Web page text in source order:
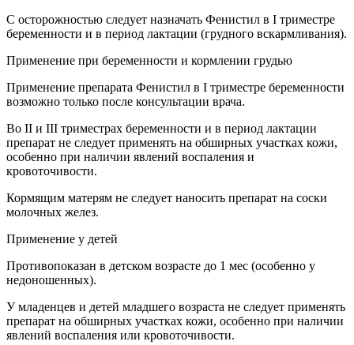
С осторожностью следует назначать Фенистил в I триместре
беременности и в период лактации (грудного вскармливания).
Применение при беременности и кормлении грудью
Применение препарата Фенистил в I триместре беременности
возможно только после консультации врача.
Во II и III триместрах беременности и в период лактации
препарат не следует применять на обширных участках кожи,
особенно при наличии явлений воспаления и
кровоточивости.
Кормящим матерям не следует наносить препарат на соски
молочных желез.
Применение у детей
Противопоказан в детском возрасте до 1 мес (особенно у
недоношенных).
У младенцев и детей младшего возраста не следует применять
препарат на обширных участках кожи, особенно при наличии
явлений воспаления или кровоточивости.